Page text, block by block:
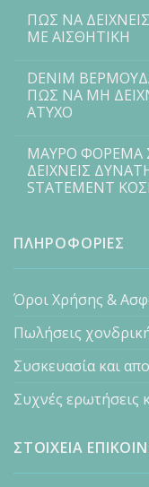
ΠΩΣ ΝΑ
ΜΕ ΑΙΣΘΗΤΙΚΗ
DENIM
ΠΩΣ ΝΑ ΜΗ
ΑΤΥΧΟ
ΜΑΥΡΟ ΦΟΡΕΜΑ
ΔΕΙΧΝΕΙΣ
STATEMENT
ΠΛΗΡΟΦΟΡΙΕΣ
Όροι Χρήσης &
Πωλήσεις
Συσκευασία και
Συχνές ερωτήσεις
ΣΤΟΙΧΕΙΑ